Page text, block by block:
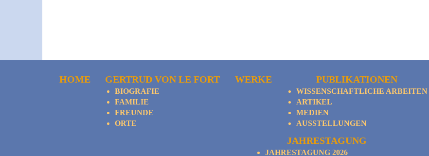
HOME GERTRUD VON LE FORT
BIOGRAFIE
FAMILIE
FREUNDE
ORTE
WERKE PUBLIKATIONEN
WISSENSCHAFTLICHE ARBEITEN
ARTIKEL
MEDIEN
AUSSTELLUNGEN
JAHRESTAGUNG
JAHRESTAGUNG 2026